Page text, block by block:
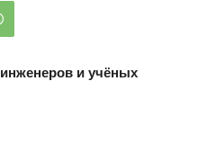
и учёных